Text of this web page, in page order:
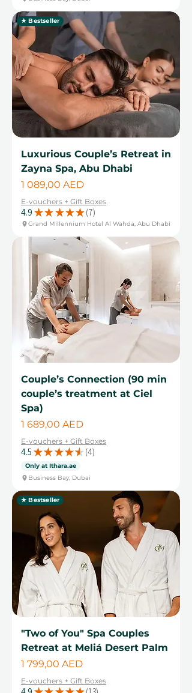
★ Bestseller
Luxurious Couple’s Retreat in
Zayna Spa, Abu Dhabi
Цена
1 089,00 AED
E-vouchers + Gift Boxes
4.9 ★ ★ ★ ★ ★ 7
7
Grand Millennium Hotel Al Wahda, Abu Dhabi
Couple’s Connection (90 min
couple’s treatment at Ciel
Spa)
Цена
1 689,00 AED
E-vouchers + Gift Boxes
4.5 ★ ★ ★ ★ ★ 4
4
Only at Ithara.ae
Business Bay, Dubai
★ Bestseller
"Two of You" Spa Couples
Retreat at Meliá Desert Palm
Цена
1 799,00 AED
E-vouchers + Gift Boxes